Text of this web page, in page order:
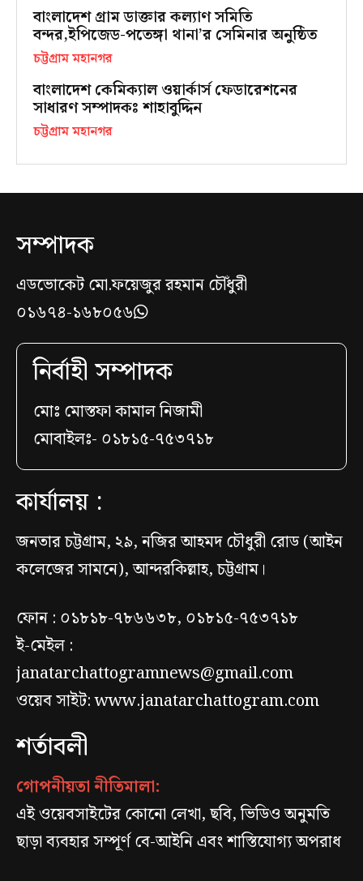
বাংলাদেশ গ্রাম ডাক্তার কল্যাণ সমিতি
বন্দর,ইপিজেড-পতেঙ্গা থানা’র সেমিনার অনুষ্ঠিত
চট্টগ্রাম মহানগর
বাংলাদেশ কেমিক্যাল ওয়ার্কার্স ফেডারেশনের
সাধারণ সম্পাদকঃ শাহাবুদ্দিন
চট্টগ্রাম মহানগর
সম্পাদক
এডভোকেট মো.ফয়েজুর রহমান চৌঁধুরী
০১৬৭৪-১৬৮০৫৬
নির্বাহী সম্পাদক
মোঃ মোস্তফা কামাল নিজামী
মোবাইলঃ- ০১৮১৫-৭৫৩৭১৮
কার্যালয় :
জনতার চট্টগ্রাম, ২৯, নজির আহমদ চৌধুরী রোড (আইন
কলেজের সামনে), আন্দরকিল্লাহ, চট্টগ্রাম।
ফোন : ০১৮১৮-৭৮৬৬৩৮, ০১৮১৫-৭৫৩৭১৮
ই-মেইল :
janatarchattogramnews@gmail.com
ওয়েব সাইট: www.janatarchattogram.com
শর্তাবলী
গোপনীয়তা নীতিমালা:
এই ওয়েবসাইটের কোনো লেখা, ছবি, ভিডিও অনুমতি
ছাড়া ব্যবহার সম্পূর্ণ বে-আইনি এবং শাস্তিযোগ্য অপরাধ